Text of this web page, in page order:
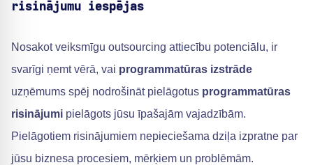
risinājumu iespējas
Nosakot veiksmīgu outsourcing attiecību potenciālu, ir
svarīgi ņemt vērā, vai programmatūras izstrāde
uzņēmums spēj nodrošināt pielāgotus programmatūras
risinājumi pielāgots jūsu īpašajām vajadzībām.
Pielāgotiem risinājumiem nepieciešama dziļa izpratne par
jūsu biznesa procesiem, mērķiem un problēmām.